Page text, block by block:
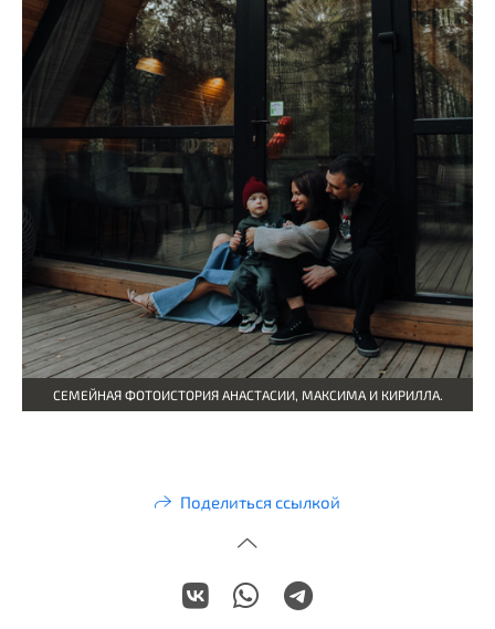
СЕМЕЙНАЯ ФОТОИСТОРИЯ АНАСТАСИИ, МАКСИМА И КИРИЛЛА.
Поделиться ссылкой